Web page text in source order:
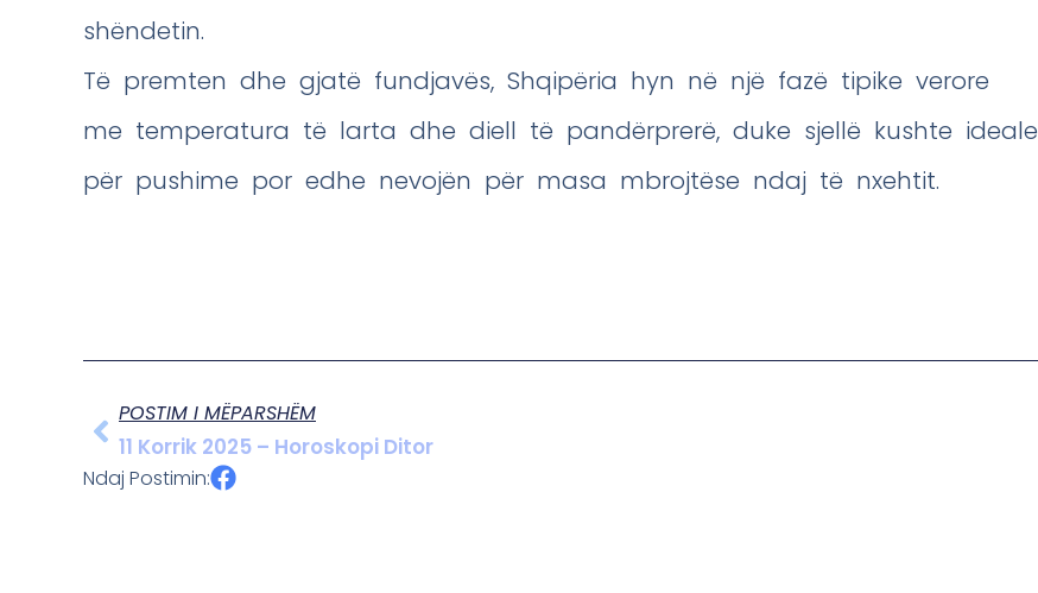
shëndetin.
Të premten dhe gjatë fundjavës, Shqipëria hyn në një fazë tipike verore
me temperatura të larta dhe diell të pandërprerë, duke sjellë kushte ideale
për pushime por edhe nevojën për masa mbrojtëse ndaj të nxehtit.
POSTIM I MËPARSHËM
11 Korrik 2025 – Horoskopi Ditor
Ndaj Postimin: